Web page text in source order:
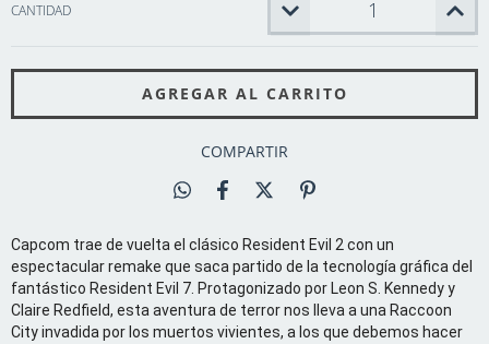
CANTIDAD
COMPARTIR
Capcom trae de vuelta el clásico Resident Evil 2 con un
espectacular remake que saca partido de la tecnología gráfica del
fantástico Resident Evil 7. Protagonizado por Leon S. Kennedy y
Claire Redfield, esta aventura de terror nos lleva a una Raccoon
City invadida por los muertos vivientes, a los que debemos hacer